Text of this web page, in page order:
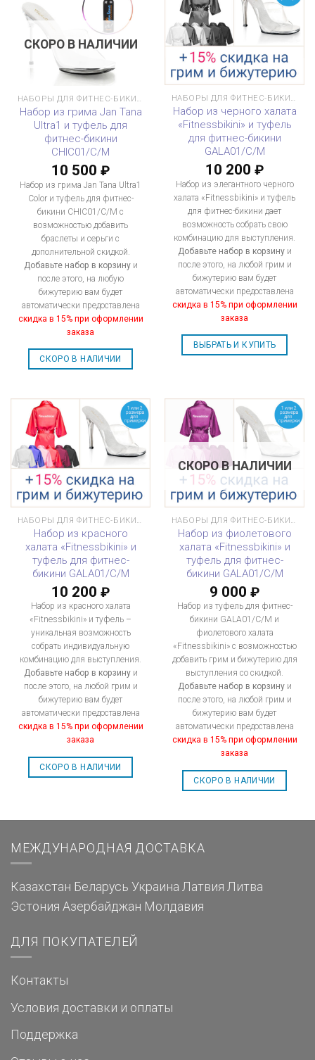
СКОРО В НАЛИЧИИ
НАБОРЫ ДЛЯ ФИТНЕС-БИКИНИ
Набор из грима Jan Tana
Ultra1 и туфель для
фитнес-бикини
CHIC01/C/M
10 500 ₽
Набор из грима Jan Tana Ultra1
Color и туфель для фитнес-
бикини CHIC01/C/M с
возможностью добавить
браслеты и серьги с
дополнительной скидкой.
Добавьте набор в корзинуи
после этого, на любую
бижутерию вам будет
автоматически предоставлена
скидка в 15% при оформлении
заказа
СКОРО В НАЛИЧИИ
НАБОРЫ ДЛЯ ФИТНЕС-БИКИНИ
Набор из черного халата
«Fitnessbikini» и туфель
для фитнес-бикини
GALA01/C/M
10 200 ₽
Набор из элегантного черного
халата «Fitnessbikini» и туфель
для фитнес-бикини дает
возможность собрать свою
комбинацию для выступления.
Добавьте набор в корзинуи
после этого, на любой грим и
бижутерию вам будет
автоматически предоставлена
скидка в 15% при оформлении
заказа
ВЫБРАТЬ И КУПИТЬ
Набор из красного
халата «Fitnessbikini» и
туфель для фитнес-
бикини GALA01/C/M
10 200 ₽
Набор из красного халата
«Fitnessbikini» и туфель –
уникальная возможность
собрать индивидуальную
комбинацию для выступления.
Добавьте набор в корзинуи
после этого, на любой грим и
бижутерию вам будет
автоматически предоставлена
скидка в 15% при оформлении
заказа
СКОРО В НАЛИЧИИ
СКОРО В НАЛИЧИИ
Набор из фиолетового
халата «Fitnessbikini» и
туфель для фитнес-
бикини GALA01/C/M
9 000 ₽
Набор из туфель для фитнес-
бикини GALA01/C/M и
фиолетового халата
«Fitnessbikini» с возможностью
добавить грим и бижутерию для
выступления со скидкой.
Добавьте набор в корзинуи
после этого, на любой грим и
бижутерию вам будет
автоматически предоставлена
скидка в 15% при оформлении
заказа
СКОРО В НАЛИЧИИ
МЕЖДУНАРОДНАЯ ДОСТАВКА
Казахстан Беларусь Украина Латвия Литва
Эстония Азербайджан Молдавия
ДЛЯ ПОКУПАТЕЛЕЙ
Контакты
Условия доставки и оплаты
Поддержка